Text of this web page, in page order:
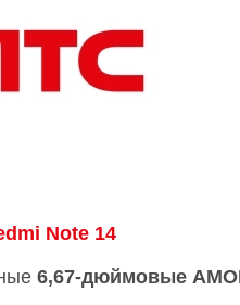
Note 14
6,67-дюймовые